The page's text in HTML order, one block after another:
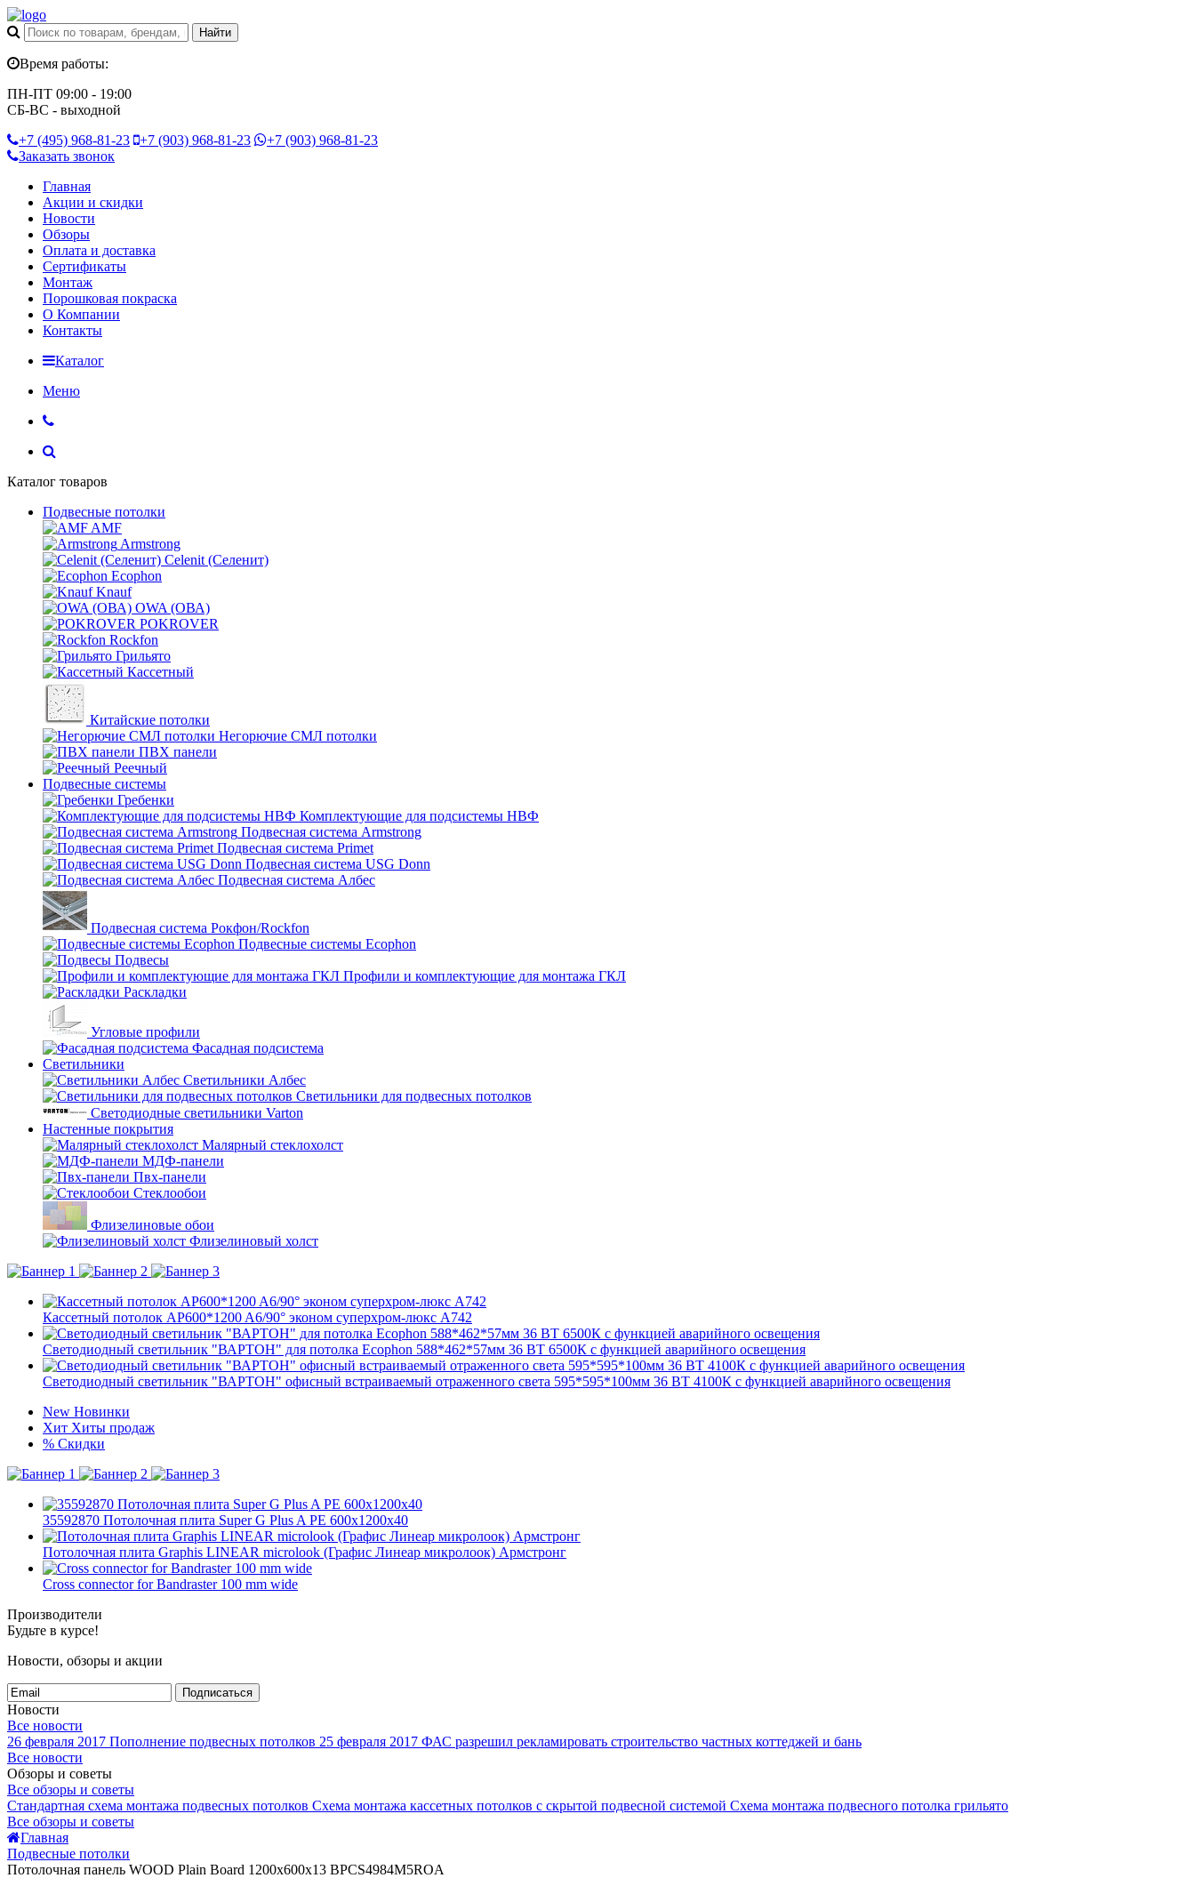
Время работы:
ПН-ПТ 09:00 - 19:00
СБ-ВС - выходной
+7 (495) 968-81-23 +7 (903) 968-81-23 +7 (903) 968-81-23
Заказать звонок
Главная
Акции и скидки
Новости
Обзоры
Оплата и доставка
Сертификаты
Монтаж
Порошковая покраска
О Компании
Контакты
Каталог
Меню
Каталог товаров
Подвесные потолки
AMF
Armstrong
Celenit (Селенит)
Ecophon
Knauf
OWA (ОВА)
POKROVER
Rockfon
Грильято
Кассетный
Китайские потолки
Негорючие СМЛ потолки
ПВХ панели
Реечный
Подвесные системы
Гребенки
Комплектующие для подсистемы НВФ
Подвесная система Armstrong
Подвесная система Primet
Подвесная система USG Donn
Подвесная система Албес
Подвесная система Рокфон/Rockfon
Подвесные системы Ecophon
Подвесы
Профили и комплектующие для монтажа ГКЛ
Раскладки
Угловые профили
Фасадная подсистема
Светильники
Светильники Албес
Светильники для подвесных потолков
Светодиодные светильники Varton
Настенные покрытия
Малярный стеклохолст
МДФ-панели
Пвх-панели
Стеклообои
Флизелиновые обои
Флизелиновый холст
Кассетный потолок AP600*1200 A6/90° эконом суперхром-люкс A742
Светодиодный светильник "ВАРТОН" для потолка Ecophon 588*462*57мм 36 ВТ 6500К с функцией аварийного освещения
Светодиодный светильник "ВАРТОН" офисный встраиваемый отраженного света 595*595*100мм 36 ВТ 4100К с функцией аварийного освещения
New Новинки
Хит Хиты продаж
% Скидки
35592870 Потолочная плита Super G Plus A PE 600x1200x40
Потолочная плита Graphis LINEAR microlook (Графис Линеар микролоок) Армстронг
Cross connector for Bandraster 100 mm wide
Производители
Будьте в курсе!
Новости, обзоры и акции
Подписаться
Новости
Все новости
26 февраля 2017 Пополнение подвесных потолков 25 февраля 2017 ФАС разрешил рекламировать строительство частных коттеджей и бань
Все новости
Обзоры и советы
Все обзоры и советы
Стандартная схема монтажа подвесных потолков Схема монтажа кассетных потолков с скрытой подвесной системой Схема монтажа подвесного потолка грильято
Все обзоры и советы
Главная
Подвесные потолки
Потолочная панель WOOD Plain Board 1200x600x13 BPCS4984M5ROA